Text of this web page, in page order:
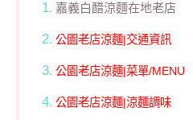
嘉義白醋涼麵在地老店
公園老店涼麵|交通資訊
公園老店涼麵|菜單/MENU
公園老店涼麵|涼麵調味